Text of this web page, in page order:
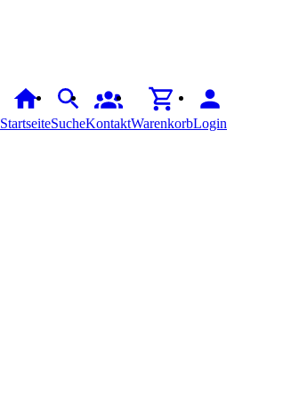
StartseiteSucheKontaktWarenkorbLogin